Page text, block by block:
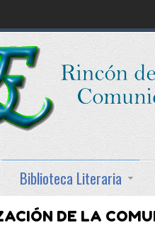
Biblioteca Literaria
DE LA